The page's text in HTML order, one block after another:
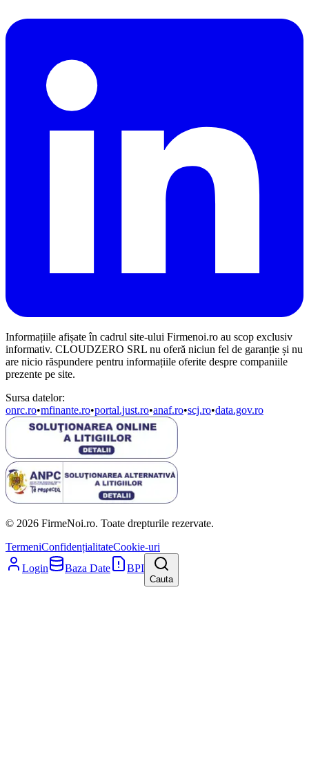
Informațiile afișate în cadrul site-ului Firmenoi.ro au scop exclusiv
informativ. CLOUDZERO SRL nu oferă niciun fel de garanție și nu
are nicio răspundere pentru informațiile oferite despre companiile
prezente pe site.
Sursa datelor:
onrc.ro•mfinante.ro•portal.just.ro•anaf.ro•scj.ro•data.gov.ro
© 2026 FirmeNoi.ro. Toate drepturile rezervate.
TermeniConfidențialitateCookie-uri
Login
Baza Date BPI
Cauta